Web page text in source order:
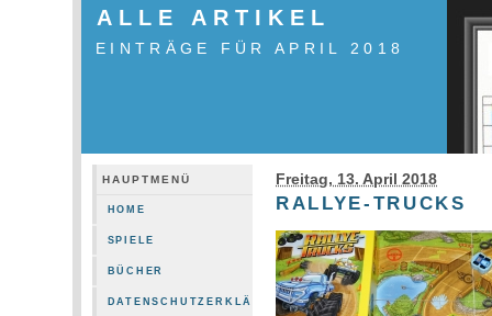
ALLE ARTIKEL
EINTRÄGE FÜR APRIL 2018
HAUPTMENÜ
HOME
SPIELE
BÜCHER
DATENSCHUTZERKLÄRUNG
Freitag, 13. April 2018
RALLYE-TRUCKS